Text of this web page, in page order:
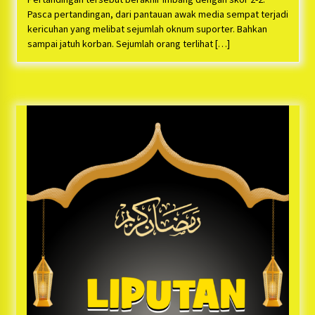
Pasca pertandingan, dari pantauan awak media sempat terjadi
kericuhan yang melibat sejumlah oknum suporter. Bahkan
sampai jatuh korban. Sejumlah orang terlihat […]